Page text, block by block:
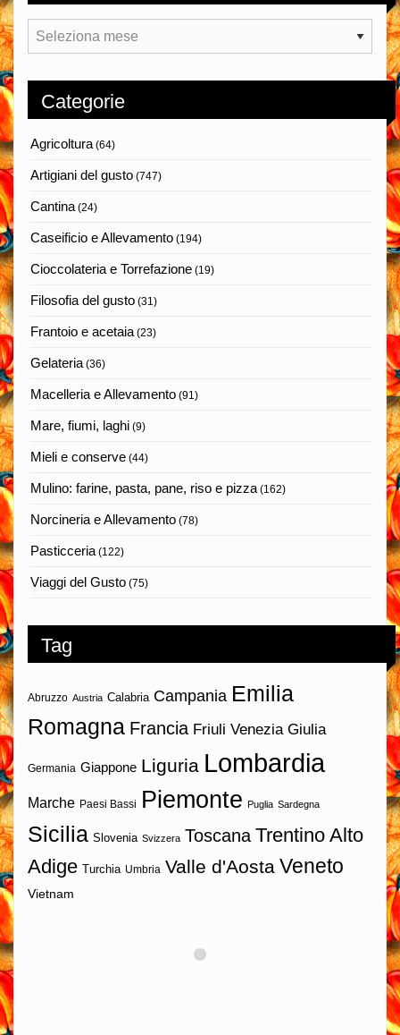
Archivi
Categorie
Agricoltura (64)
Artigiani del gusto (747)
Cantina (24)
Caseificio e Allevamento (194)
Cioccolateria e Torrefazione (19)
Filosofia del gusto (31)
Frantoio e acetaia (23)
Gelateria (36)
Macelleria e Allevamento (91)
Mare, fiumi, laghi (9)
Mieli e conserve (44)
Mulino: farine, pasta, pane, riso e pizza (162)
Norcineria e Allevamento (78)
Pasticceria (122)
Viaggi del Gusto (75)
Tag
Abruzzo Austria Calabria Campania Emilia
Romagna Francia Friuli Venezia Giulia
Germania Giappone Liguria Lombardia
Marche Paesi Bassi Piemonte Puglia Sardegna
Sicilia Slovenia Svizzera Toscana Trentino Alto
Adige Turchia Umbria Valle d'Aosta Veneto
Vietnam